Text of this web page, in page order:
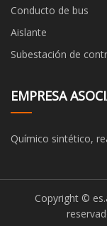
Conducto de bus
Aislante
Subestación de
EMPRESA
Químico sintético,
Copyright ©